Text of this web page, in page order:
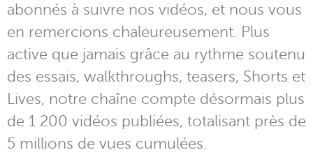
abonnés à suivre nos vidéos, et nous vous
en remercions chaleureusement. Plus
active que jamais grâce au rythme soutenu
des essais, walkthroughs, teasers, Shorts et
Lives, notre chaîne compte désormais plus
de 1 200 vidéos publiées, totalisant près de
5 millions de vues cumulées.